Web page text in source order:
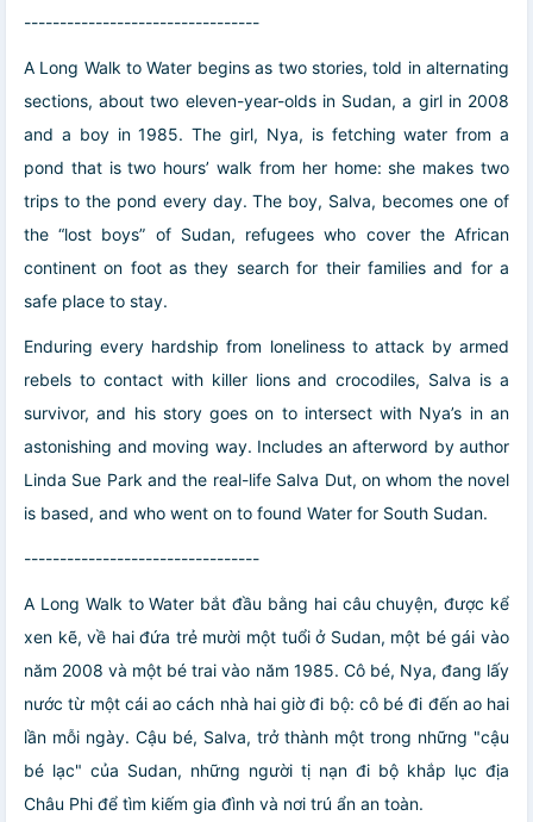
---------------------------------
A Long Walk to Water begins as two stories, told in alternating
sections, about two eleven-year-olds in Sudan, a girl in 2008
and a boy in 1985. The girl, Nya, is fetching water from a
pond that is two hours’ walk from her home: she makes two
trips to the pond every day. The boy, Salva, becomes one of
the “lost boys” of Sudan, refugees who cover the African
continent on foot as they search for their families and for a
safe place to stay.
Enduring every hardship from loneliness to attack by armed
rebels to contact with killer lions and crocodiles, Salva is a
survivor, and his story goes on to intersect with Nya’s in an
astonishing and moving way. Includes an afterword by author
Linda Sue Park and the real-life Salva Dut, on whom the novel
is based, and who went on to found Water for South Sudan.
---------------------------------
A Long Walk to Water bắt đầu bằng hai câu chuyện, được kể
xen kẽ, về hai đứa trẻ mười một tuổi ở Sudan, một bé gái vào
năm 2008 và một bé trai vào năm 1985. Cô bé, Nya, đang lấy
nước từ một cái ao cách nhà hai giờ đi bộ: cô bé đi đến ao hai
lần mỗi ngày. Cậu bé, Salva, trở thành một trong những "cậu
bé lạc" của Sudan, những người tị nạn đi bộ khắp lục địa
Châu Phi để tìm kiếm gia đình và nơi trú ẩn an toàn.